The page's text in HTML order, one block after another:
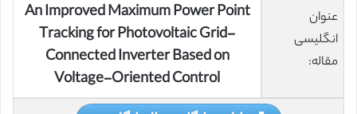
عنوان
انگلیسی
مقاله:
An Improved Maximum Power Point
Tracking for Photovoltaic Grid-
Connected Inverter Based on
Voltage-Oriented Control